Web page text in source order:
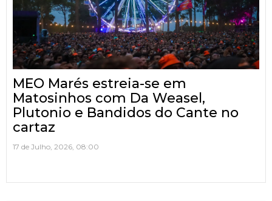
MEO Marés estreia-se em
Matosinhos com Da Weasel,
Plutonio e Bandidos do Cante no
cartaz
17 de Julho, 2026, 08:00